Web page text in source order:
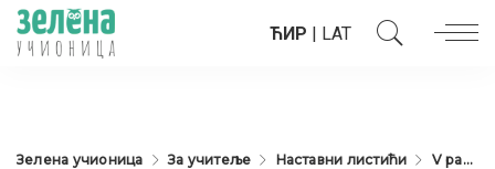
ЋИР | LAT
Зелена учионица За учитеље Наставни листићи V разред